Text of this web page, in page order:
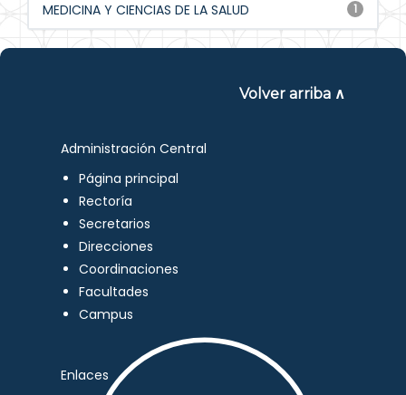
1
MEDICINA Y CIENCIAS DE LA SALUD
Volver arriba ∧
Administración Central
Página principal
Rectoría
Secretarios
Direcciones
Coordinaciones
Facultades
Campus
Enlaces